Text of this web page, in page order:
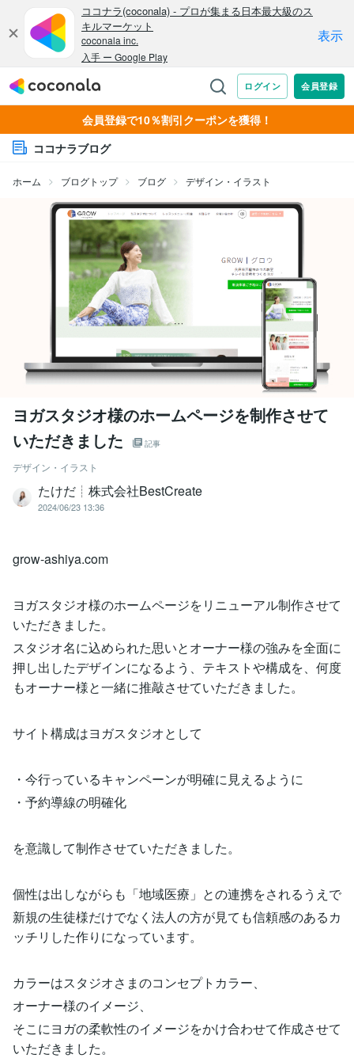
会員登録で10％割引クーポンを獲得！
ココナラブログ
ホーム ブログトップ ブログ デザイン・イラスト
ヨガスタジオ様のホームページを制作させて
いただきました
記事
デザイン・イラスト
たけだ┊株式会社BestCreate
2024/06/23 13:36
grow-ashiya.com
ヨガスタジオ様のホームページをリニューアル制作させて
いただきました。
スタジオ名に込められた思いとオーナー様の強みを全面に
押し出したデザインになるよう、テキストや構成を、何度
もオーナー様と一緒に推敲させていただきました。
サイト構成はヨガスタジオとして
・今行っているキャンペーンが明確に見えるように
・予約導線の明確化
を意識して制作させていただきました。
個性は出しながらも「地域医療」との連携をされるうえで
新規の生徒様だけでなく法人の方が見ても信頼感のあるカ
ッチリした作りになっています。
カラーはスタジオさまのコンセプトカラー、
オーナー様のイメージ、
そこにヨガの柔軟性のイメージをかけ合わせて作成させて
いただきました。